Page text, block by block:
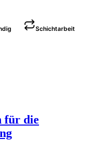
Schichtarbeit
für die